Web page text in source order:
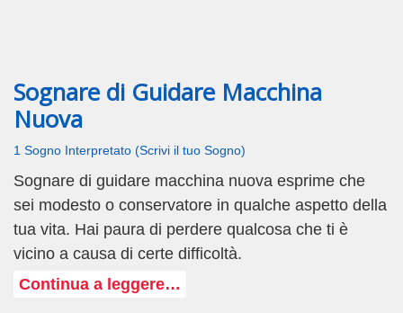
Sognare di Guidare Macchina
Nuova
1 Sogno Interpretato (Scrivi il tuo Sogno)
Sognare di guidare macchina nuova esprime che
sei modesto o conservatore in qualche aspetto della
tua vita. Hai paura di perdere qualcosa che ti è
vicino a causa di certe difficoltà.
Continua a leggere…